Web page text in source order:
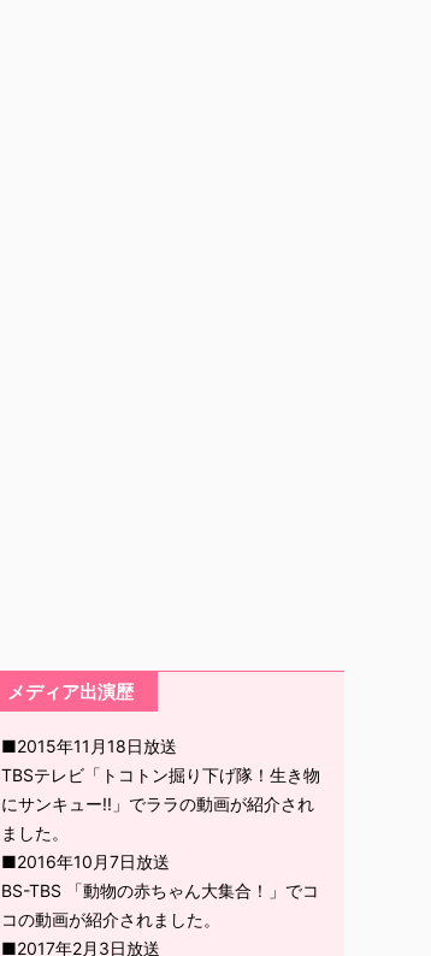
メディア出演歴
■2015年11月18日放送
TBSテレビ「トコトン掘り下げ隊！生き物
にサンキュー!!」でララの動画が紹介され
ました。
■2016年10月7日放送
BS-TBS 「動物の赤ちゃん大集合！」でコ
コの動画が紹介されました。
■2017年2月3日放送